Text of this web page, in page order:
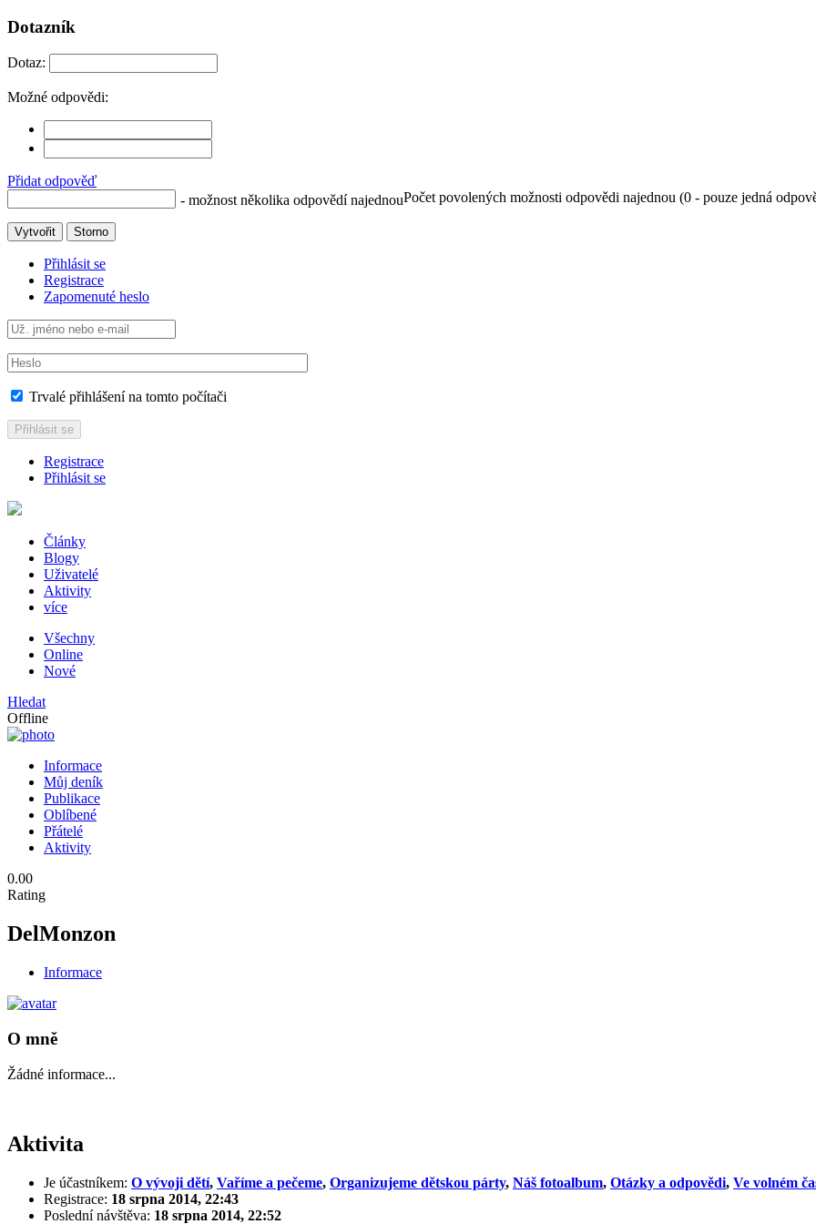
Dotazník
Dotaz:
Možné odpovědi:
Přidat odpověď
- možnost několika odpovědí najednouPočet povolených možnosti odpovědi najednou (0 - pouze jedná
Vytvořit Storno
Přihlásit se
Registrace
Zapomenuté heslo
Trvalé přihlášení na tomto počítači
Přihlásit se
Registrace
Přihlásit se
Články
Blogy
Uživatelé
Aktivity
více
Všechny
Online
Nové
Hledat
Offline
Informace
Můj deník
Publikace
Oblíbené
Přátelé
Aktivity
0.00
Rating
DelMonzon
Informace
O mně
Žádné informace...
Aktivita
Je účastníkem: O vývoji dětí, Vaříme a pečeme, Organizujeme dětskou párty, Náš fotoalbum, Otázky a odpovědi, Ve volném
Registrace: 18 srpna 2014, 22:43
Poslední návštěva: 18 srpna 2014, 22:52